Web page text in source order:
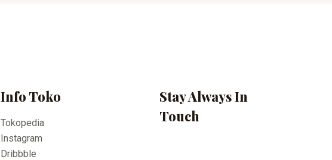
Info Toko
Tokopedia
Instagram
Dribbble
Stay Always In
Touch